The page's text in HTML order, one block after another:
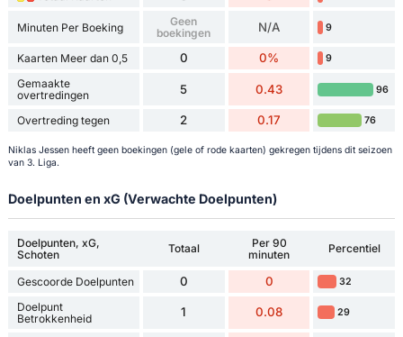
Minuten Per Boeking
Geen
boekingen
N/A 9
Kaarten Meer dan 0,5 0 0% 9
Gemaakte
overtredingen
5 0.43 96
Overtreding tegen 2 0.17 76
Niklas Jessen heeft geen boekingen (gele of rode kaarten) gekregen tijdens dit seizoen
van 3. Liga.
Doelpunten en xG (Verwachte Doelpunten)
Doelpunten, xG,
Schoten
Totaal
Per 90
minuten
Percentiel
Gescoorde Doelpunten 0 0 32
Doelpunt
Betrokkenheid
1 0.08 29